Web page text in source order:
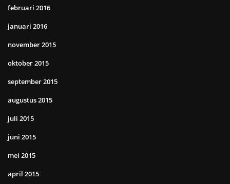
februari 2016
januari 2016
november 2015
oktober 2015
september 2015
augustus 2015
juli 2015
juni 2015
mei 2015
april 2015